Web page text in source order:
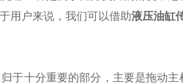
用户来说，我们可以借助液压油缸
十分重要的部分，主要是拖动主